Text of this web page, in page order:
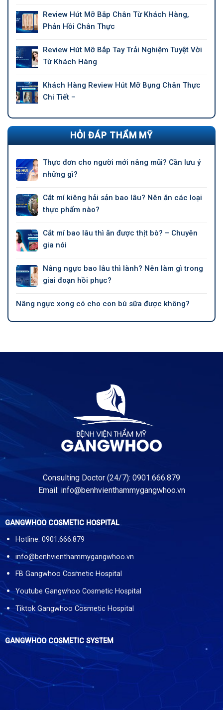
Review Hút Mỡ Bắp Chân Từ Khách Hàng,
Phản Hồi Chân Thực
Review Hút Mỡ Bắp Tay Trải Nghiệm Tuyệt Vời
Từ Khách Hàng
Khách Hàng Review Hút Mỡ Bụng Chân Thực
Chi Tiết –
HỎI ĐÁP THẨM MỸ
Thực đơn cho người mới nâng mũi? Cần lưu ý
những gì?
Cắt mí kiêng hải sản bao lâu? Nên ăn các loại
thực phẩm nào?
Cắt mí bao lâu thì ăn được thịt bò? – Chuyên
gia nói
Nâng ngực bao lâu thì lành? Nên làm gì trong
giai đoạn hồi phục?
Nâng ngực xong có cho con bú sữa được không?
Consulting Doctor (24/7): 0901.666.879
Email: info@benhvienthammygangwhoo.vn
GANGWHOO COSMETIC HOSPITAL
Hotline: 0901.666.879
info@benhvienthammygangwhoo.vn
FB Gangwhoo Cosmetic Hospital
Youtube Gangwhoo Cosmetic Hospital
Tiktok Gangwhoo Cosmetic Hospital
GANGWHOO COSMETIC SYSTEM